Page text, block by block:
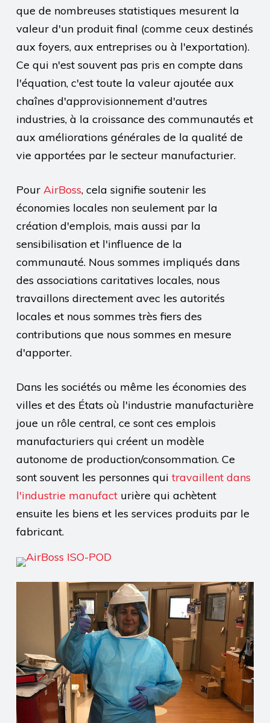
que de nombreuses statistiques mesurent la
valeur d'un produit final (comme ceux destinés
aux foyers, aux entreprises ou à l'exportation).
Ce qui n'est souvent pas pris en compte dans
l'équation, c'est toute la valeur ajoutée aux
chaînes d'approvisionnement d'autres
industries, à la croissance des communautés et
aux améliorations générales de la qualité de
vie apportées par le secteur manufacturier.
Pour AirBoss, cela signifie soutenir les
économies locales non seulement par la
création d'emplois, mais aussi par la
sensibilisation et l'influence de la
communauté. Nous sommes impliqués dans
des associations caritatives locales, nous
travaillons directement avec les autorités
locales et nous sommes très fiers des
contributions que nous sommes en mesure
d'apporter.
Dans les sociétés ou même les économies des
villes et des États où l'industrie manufacturière
joue un rôle central, ce sont ces emplois
manufacturiers qui créent un modèle
autonome de production/consommation. Ce
sont souvent les personnes qui travaillent dans
l'industrie manufacturière qui achètent
ensuite les biens et les services produits par le
fabricant.